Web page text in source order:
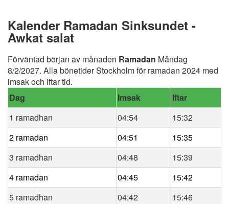
Kalender Ramadan Sinksundet -
Awkat salat
Förväntad början av månaden Ramadan Måndag
8/2/2027. Alla bönetider Stockholm för ramadan 2024 med
imsak och iftar tid.
Dag
Imsak
Iftar
1 ramadhan
04:54
15:32
2 ramadan
04:51
15:35
3 ramadhan
04:48
15:39
4 ramadan
04:45
15:42
5 ramadhan
04:42
15:46